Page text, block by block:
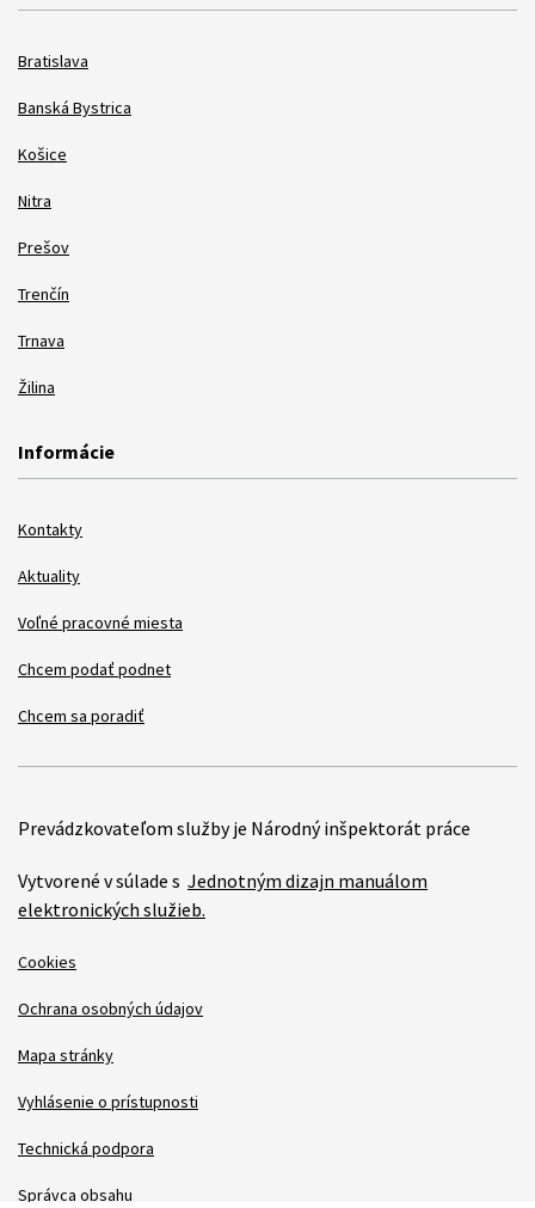
Bratislava
Banská Bystrica
Košice
Nitra
Prešov
Trenčín
Trnava
Žilina
Informácie
Kontakty
Aktuality
Voľné pracovné miesta
Chcem podať podnet
Chcem sa poradiť
Prevádzkovateľom služby je Národný inšpektorát práce
Vytvorené v súlade s Jednotným dizajn manuálom
elektronických služieb.
Cookies
Ochrana osobných údajov
Mapa stránky
Vyhlásenie o prístupnosti
Technická podpora
Správca obsahu